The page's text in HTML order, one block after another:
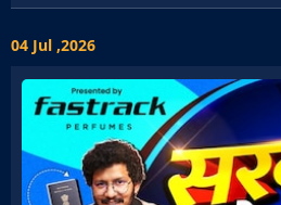
04 Jul ,2026